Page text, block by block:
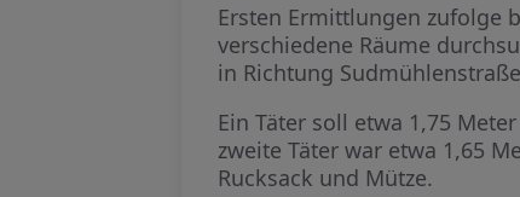
Ersten Ermittlungen zufolge
verschiedene Räume
in Richtung
Ein Täter soll etwa 1,75
zweite Täter war etwa 1,65
Rucksack und Mütze.